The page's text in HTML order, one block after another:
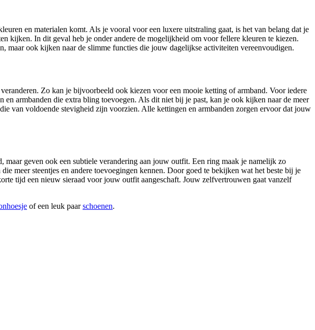
en materialen komt. Als je vooral voor een luxere uitstraling gaat, is het van belang dat je
kijken. In dit geval heb je onder andere de mogelijkheid om voor fellere kleuren te kiezen.
maar ook kijken naar de slimme functies die jouw dagelijkse activiteiten vereenvoudigen.
Zo kan je bijvoorbeeld ook kiezen voor een mooie ketting of armband. Voor iedere
armbanden die extra bling toevoegen. Als dit niet bij je past, kan je ook kijken naar de meer
van voldoende stevigheid zijn voorzien. Alle kettingen en armbanden zorgen ervoor dat jouw
geven ook een subtiele verandering aan jouw outfit. Een ring maak je namelijk zo
meer steentjes en andere toevoegingen kennen. Door goed te bekijken wat het beste bij je
tijd een nieuw sieraad voor jouw outfit aangeschaft. Jouw zelfvertrouwen gaat vanzelf
of een leuk paarschoenen.